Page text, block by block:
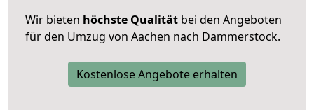
Wir bieten höchste Qualität bei den Angeboten
für den Umzug von Aachen nach Dammerstock.
Kostenlose Angebote erhalten